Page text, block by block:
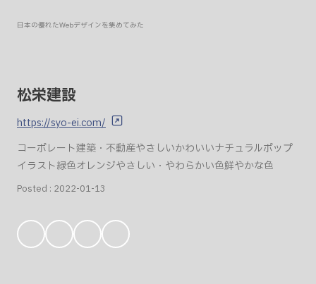
日本の優れたWebデザインを集めてみた
松栄建設
https://syo-ei.com/
コーポレート建築・不動産やさしいかわいいナチュラルポップ
イラスト緑色オレンジやさしい・やわらかい色鮮やかな色
Posted : 2022-01-13
気
入